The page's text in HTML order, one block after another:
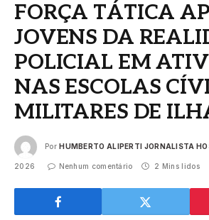
FORÇA TÁTICA
JOVENS DA
POLICIAL EM
NAS ESCOLAS
MILITARES DE
Por HUMBERTO ALIPERTI JORNALISTA
2026 Nenhum comentário 2 Mins lidos